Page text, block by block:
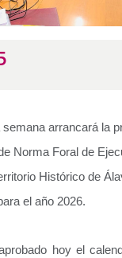
arrancará la
Norma Foral de
Histórico de
el año 2026.
hoy el